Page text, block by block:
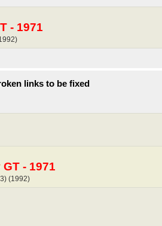
- 1971
links to be fixed
- 1971
(1992)